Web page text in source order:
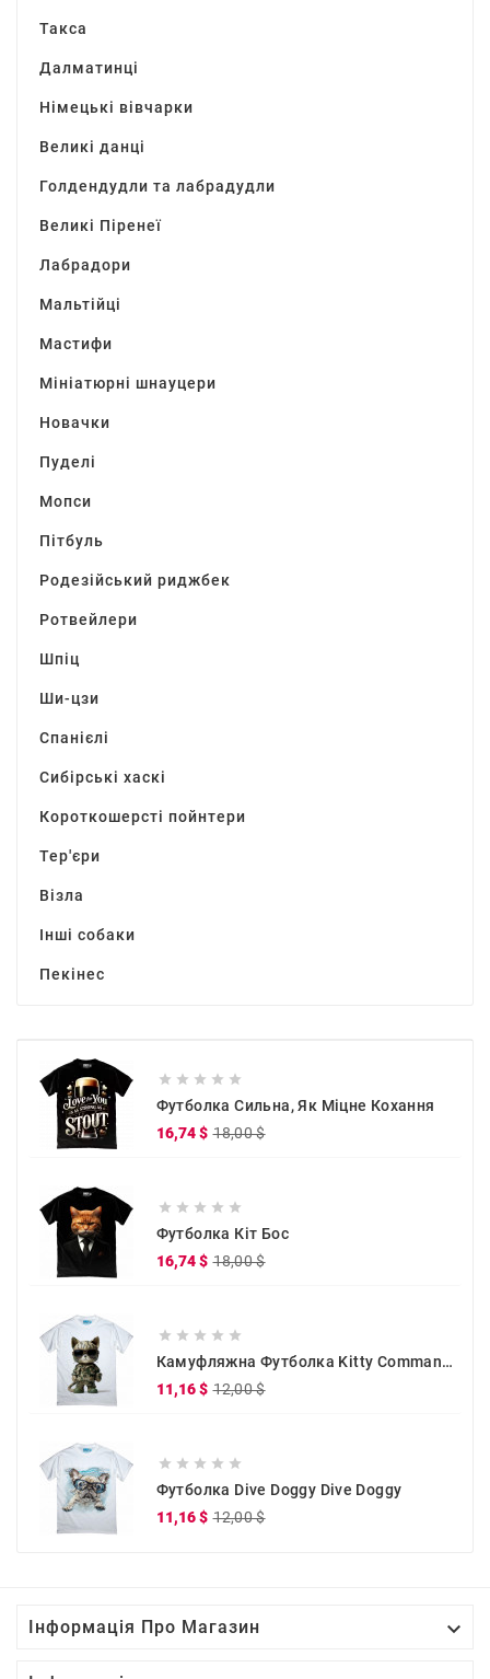
Такса
Далматинці
Німецькі вівчарки
Великі данці
Голдендудли та лабрадудли
Великі Піренеї
Лабрадори
Мальтійці
Мастифи
Мініатюрні шнауцери
Новачки
Пуделі
Мопси
Пітбуль
Родезійський риджбек
Ротвейлери
Шпіц
Ши-цзи
Спанієлі
Сибірські хаскі
Короткошерсті пойнтери
Тер'єри
Візла
Інші собаки
Пекінес
    
Футболка Сильна, Як Міцне Кохання
16,74 $ 18,00 $
    
Футболка Кіт Бос
16,74 $ 18,00 $
    
Камуфляжна Футболка Kitty Commander
11,16 $ 12,00 $
    
Футболка Dive Doggy Dive Doggy
11,16 $ 12,00 $
Інформація Про Магазин 